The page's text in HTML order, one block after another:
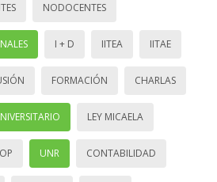
NODOCENTES
I + D IITEA IITAE
FORMACIÓN CHARLAS
LEY MICAELA
UNR CONTABILIDAD